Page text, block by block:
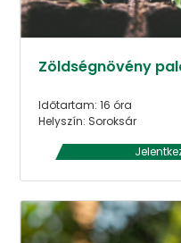
Zöldségnövény
Időtartam: 16 óra
Helyszín: Soroksár